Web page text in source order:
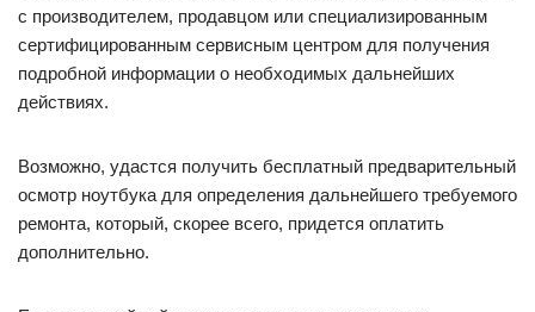
с производителем, продавцом или специализированным
сертифицированным сервисным центром для получения
подробной информации о необходимых дальнейших
действиях.
Возможно, удастся получить бесплатный предварительный
осмотр ноутбука для определения дальнейшего требуемого
ремонта, который, скорее всего, придется оплатить
дополнительно.